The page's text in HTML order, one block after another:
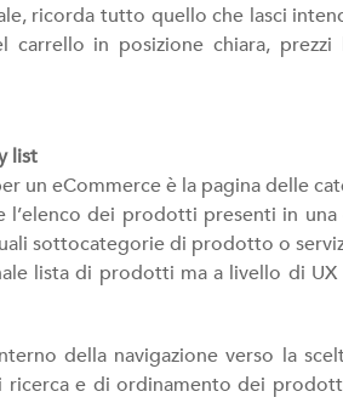
ricorda tutto quello che lasci
carrello in posizione chiara,
list
un eCommerce è la pagina delle
l’elenco dei prodotti presenti in
sottocategorie di prodotto o
lista di prodotti ma a livello di
della navigazione verso la
e di ordinamento dei